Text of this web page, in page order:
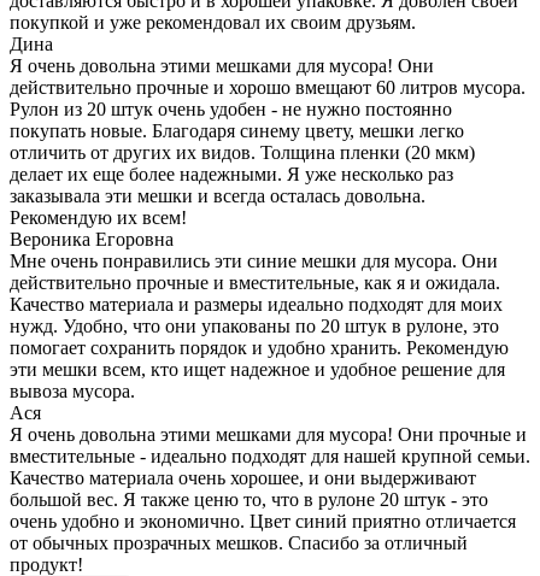
покупкой и уже рекомендовал их своим друзьям.
Дина
Я очень довольна этими мешками для мусора! Они
действительно прочные и хорошо вмещают 60 литров мусора.
Рулон из 20 штук очень удобен - не нужно постоянно
покупать новые. Благодаря синему цвету, мешки легко
отличить от других их видов. Толщина пленки (20 мкм)
делает их еще более надежными. Я уже несколько раз
заказывала эти мешки и всегда осталась довольна.
Рекомендую их всем!
Вероника Егоровна
Мне очень понравились эти синие мешки для мусора. Они
действительно прочные и вместительные, как я и ожидала.
Качество материала и размеры идеально подходят для моих
нужд. Удобно, что они упакованы по 20 штук в рулоне, это
помогает сохранить порядок и удобно хранить. Рекомендую
эти мешки всем, кто ищет надежное и удобное решение для
вывоза мусора.
Ася
Я очень довольна этими мешками для мусора! Они прочные и
вместительные - идеально подходят для нашей крупной семьи.
Качество материала очень хорошее, и они выдерживают
большой вес. Я также ценю то, что в рулоне 20 штук - это
очень удобно и экономично. Цвет синий приятно отличается
от обычных прозрачных мешков. Спасибо за отличный
продукт!